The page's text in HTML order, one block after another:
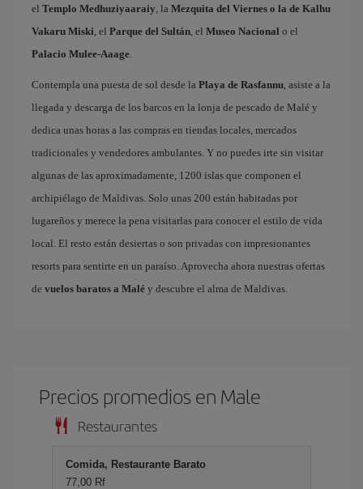
el Templo Medhuziyaaraiy , la Mezquita del Viernes o la de Kalhu
Vakaru Miski , el Parque del Sultán , el Museo Nacional o el
Palacio Mulee-Aaage
Contempla una puesta de sol desde la Playa de Rasfannu , asiste a la
llegada y descarga de los barcos en la lonja de pescado de Malé y
dedica unas horas a las compras en tiendas locales, mercados
tradicionales y vendedores ambulantes. Y no puedes irte sin visitar
algunas de las aproximadamente, 1200 islas que componen el
archipiélago de Maldivas. Solo unas 200 están habitadas por
lugareños y merece la pena visitarlas para conocer el estilo de vida
local. El resto están desiertas o son privadas con impresionantes
resorts para sentirte en un paraíso. Aprovecha ahora nuestras ofertas
de vuelos baratos a Malé y descubre el alma de Maldivas.
Precios promedios en Male
Restaurantes
Comida, Restaurante Barato
77,00 Rf